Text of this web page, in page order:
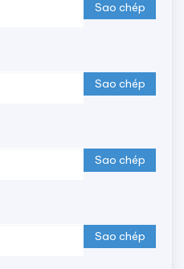
Sao chép
Sao chép
Sao chép
Sao chép